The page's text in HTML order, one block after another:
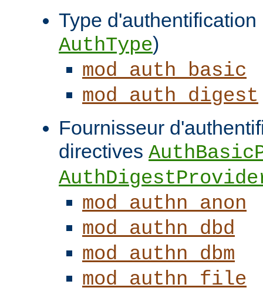
Type
AuthType)
mod_auth_basic
mod_auth_digest
Fournisseur
directives
mod_authn_anon
mod_authn_dbd
mod_authn_dbm
mod_authn_file